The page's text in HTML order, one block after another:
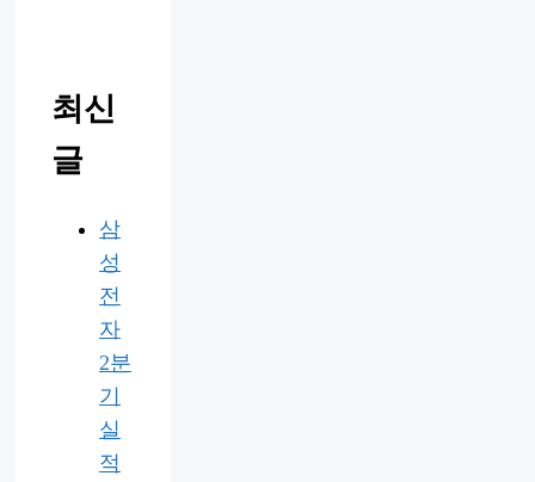
최신
글
삼
성
전
자
2분
기
실
적